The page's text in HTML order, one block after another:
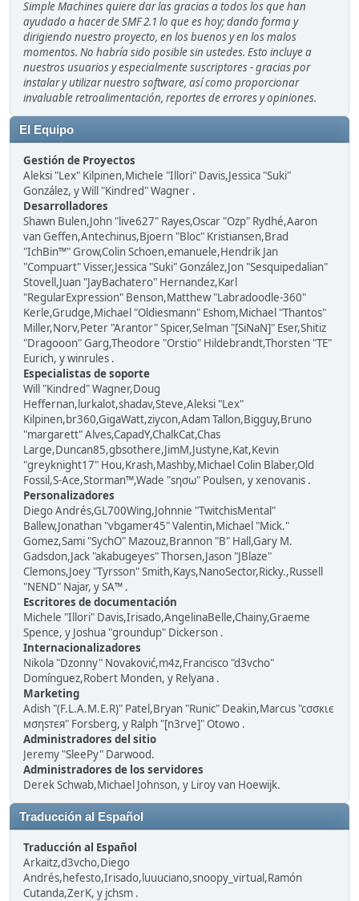
Simple Machines quiere dar las gracias a todos los que han
ayudado a hacer de SMF 2.1 lo que es hoy; dando forma y
dirigiendo nuestro proyecto, en los buenos y en los malos
momentos. No habría sido posible sin ustedes. Esto incluye a
nuestros usuarios y especialmente suscriptores - gracias por
instalar y utilizar nuestro software, así como proporcionar
invaluable retroalimentación, reportes de errores y opiniones.
El Equipo
Gestión de Proyectos
Aleksi "Lex" Kilpinen,Michele "Illori" Davis,Jessica "Suki"
González, y Will "Kindred" Wagner .
Desarrolladores
Shawn Bulen,John "live627" Rayes,Oscar "Ozp" Rydhé,Aaron
van Geffen,Antechinus,Bjoern "Bloc" Kristiansen,Brad
"IchBin™" Grow,Colin Schoen,emanuele,Hendrik Jan
"Compuart" Visser,Jessica "Suki" González,Jon "Sesquipedalian"
Stovell,Juan "JayBachatero" Hernandez,Karl
"RegularExpression" Benson,Matthew "Labradoodle-360"
Kerle,Grudge,Michael "Oldiesmann" Eshom,Michael "Thantos"
Miller,Norv,Peter "Arantor" Spicer,Selman "[SiNaN]" Eser,Shitiz
"Dragooon" Garg,Theodore "Orstio" Hildebrandt,Thorsten "TE"
Eurich, y winrules .
Especialistas de soporte
Will "Kindred" Wagner,Doug
Heffernan,lurkalot,shadav,Steve,Aleksi "Lex"
Kilpinen,br360,GigaWatt,ziycon,Adam Tallon,Bigguy,Bruno
"margarett" Alves,CapadY,ChalkCat,Chas
Large,Duncan85,gbsothere,JimM,Justyne,Kat,Kevin
"greyknight17" Hou,Krash,Mashby,Michael Colin Blaber,Old
Fossil,S-Ace,Storman™,Wade "sησω" Poulsen, y xenovanis .
Personalizadores
Diego Andrés,GL700Wing,Johnnie "TwitchisMental"
Ballew,Jonathan "vbgamer45" Valentin,Michael "Mick."
Gomez,Sami "SychO" Mazouz,Brannon "B" Hall,Gary M.
Gadsdon,Jack "akabugeyes" Thorsen,Jason "JBlaze"
Clemons,Joey "Tyrsson" Smith,Kays,NanoSector,Ricky.,Russell
"NEND" Najar, y SA™ .
Escritores de documentación
Michele "Illori" Davis,Irisado,AngelinaBelle,Chainy,Graeme
Spence, y Joshua "groundup" Dickerson .
Internacionalizadores
Nikola "Dzonny" Novaković,m4z,Francisco "d3vcho"
Domínguez,Robert Monden, y Relyana .
Marketing
Adish "(F.L.A.M.E.R)" Patel,Bryan "Runic" Deakin,Marcus "cσσкιє
мσηѕтєя" Forsberg, y Ralph "[n3rve]" Otowo .
Administradores del sitio
Jeremy "SleePy" Darwood.
Administradores de los servidores
Derek Schwab,Michael Johnson, y Liroy van Hoewijk.
Traducción al Español
Traducción al Español
Arkaitz,d3vcho,Diego
Andrés,hefesto,Irisado,luuuciano,snoopy_virtual,Ramón
Cutanda,ZerK, y jchsm .